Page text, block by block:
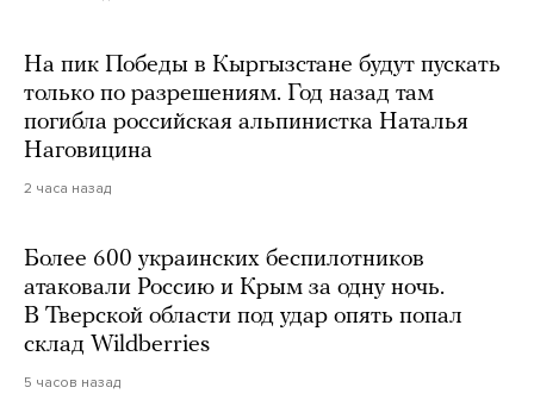
На пик Победы в Кыргызстане будут пускать
только по разрешениям. Год назад там
погибла российская альпинистка Наталья
Наговицина
2 часа назад
Более 600 украинских беспилотников
атаковали Россию и Крым за одну ночь.
В Тверской области под удар опять попал
склад Wildberries
5 часов назад